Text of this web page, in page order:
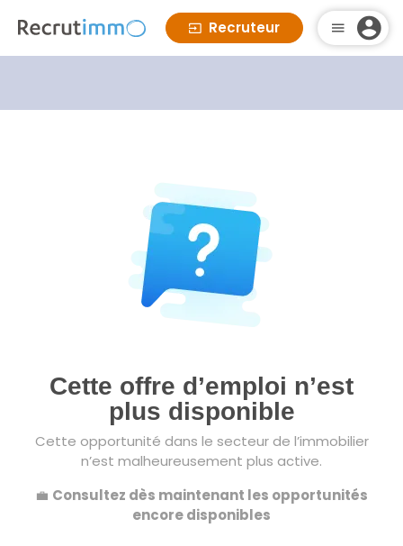
Recruteur
Cette offre d’emploi n’est
plus disponible
Cette opportunité dans le secteur de l’immobilier
n’est malheureusement plus active.
💼 Consultez dès maintenant les opportunités
encore disponibles